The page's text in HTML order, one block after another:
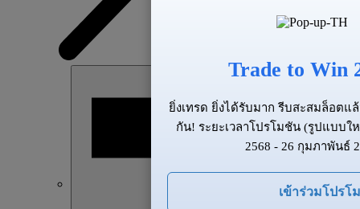
Trade to Win
ยิ่งเทรด ยิ่งได้รับมาก รีบสะสมล็อตแ
กัน! ระยะเวลาโปรโมชัน (รูปแบบใ
2568 - 26 กุมภาพันธ์
เข้าร่วมโปรโ